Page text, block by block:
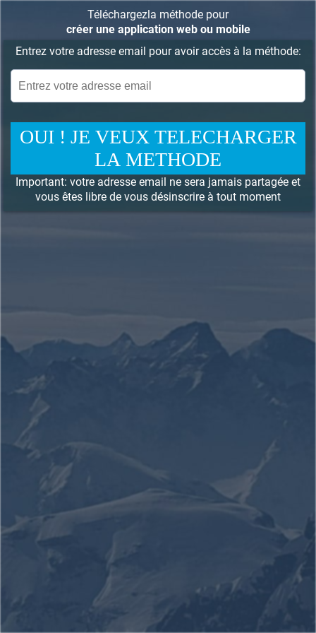
Téléchargezla méthode pour
créer une application web ou mobile
Entrez votre adresse email pour avoir accès à la méthode:
OUI ! JE VEUX TELECHARGER
LA METHODE
Important: votre adresse email ne sera jamais partagée et
vous êtes libre de vous désinscrire à tout moment